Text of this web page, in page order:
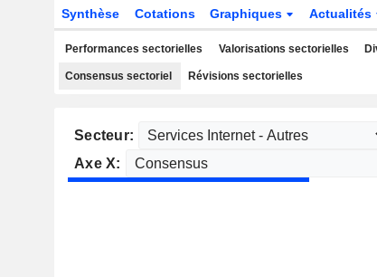
Synthèse Cotations Graphiques Actualités
Performances sectorielles Valorisations sectorielles
Consensus sectoriel Révisions sectorielles
Secteur:
Axe X: